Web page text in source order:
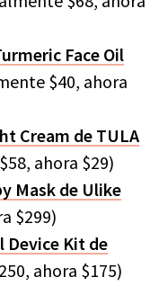
Face Oil
$40, ahora
Cream de TULA
ahora $29)
Mask de Ulike
$299)
Device Kit de
ahora $175)